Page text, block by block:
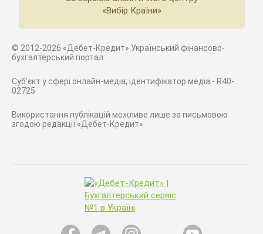
«Вибір Країни»
© 2012-2026 «Дебет-Кредит» Український фінансово-
бухгалтерський портал.
Суб'єкт у сфері онлайн-медіа; ідентифікатор медіа - R40-
02725
Використання публікацій можливе лише за письмовою
згодою редакції «Дебет-Кредит»